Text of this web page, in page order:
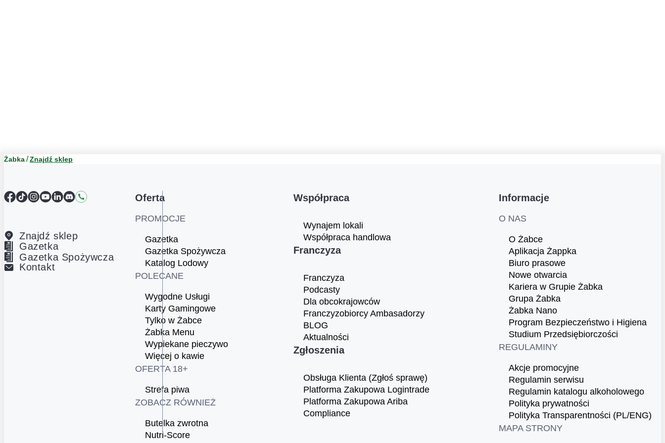
Żabka Znajdź sklep
Facebook
TikTokInstagram
YouTube
LinkedIn
DiscordKontakt
Znajdź sklep
Gazetka
Gazetka Spożywcza
Kontakt
Oferta
PROMOCJE
Gazetka
Gazetka Spożywcza
Katalog Lodowy
POLECANE
Wygodne Usługi
Karty Gamingowe
Tylko w Żabce
Żabka Menu
Wypiekane pieczywo
Więcej o kawie
OFERTA 18+
Strefa piwa
ZOBACZ RÓWNIEŻ
Butelka zwrotna
Nutri-Score
Współpraca
Wynajem lokali
Współpraca handlowa
Franczyza
Franczyza
Podcasty
Dla obcokrajowców
Franczyzobiorcy Ambasadorzy
BLOG
Aktualności
Zgłoszenia
Obsługa Klienta (Zgłoś sprawę)
Platforma Zakupowa Logintrade
Platforma Zakupowa Ariba
Compliance
Informacje
O NAS
O Żabce
Aplikacja Żappka
Biuro prasowe
Nowe otwarcia
Kariera w Grupie Żabka
Grupa Żabka
Żabka Nano
Program Bezpieczeństwo i Higiena
Studium Przedsiębiorczości
REGULAMINY
Akcje promocyjne
Regulamin serwisu
Regulamin katalogu alkoholowego
Polityka prywatności
Polityka Transparentności (PL/ENG)
MAPA STRONY